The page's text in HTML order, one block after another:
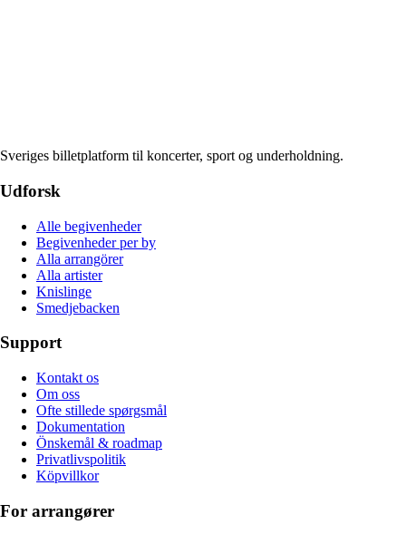
Sveriges billetplatform til koncerter, sport og underholdning.
Udforsk
Alle begivenheder
Begivenheder per by
Alla arrangörer
Alla artister
Knislinge
Smedjebacken
Support
Kontakt os
Om oss
Ofte stillede spørgsmål
Dokumentation
Önskemål & roadmap
Privatlivspolitik
Köpvillkor
For arrangører